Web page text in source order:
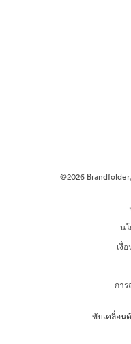
©2026
น
เงื่
กา
ขับเคลื่อน